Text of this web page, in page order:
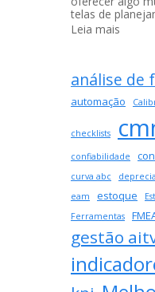
telas de
Leia mais
na
como
um
a
OS
análise de
automação
checklists
confiabilidade
curva abc
eam estoque
Ferramentas
gestão